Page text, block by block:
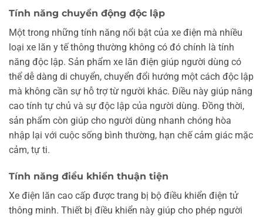
Tính năng chuyển động độc lập
Một trong những tính năng nổi bật của xe điện mà nhiều
loại xe lăn y tế thông thường không có đó chính là tính
năng độc lập. Sản phẩm xe lăn điện giúp người dùng có
thể dễ dàng di chuyển, chuyển đổi hướng một cách độc lập
mà không cần sự hỗ trợ từ người khác. Điều này giúp nâng
cao tính tự chủ và sự độc lập của người dùng. Đồng thời,
sản phẩm còn giúp cho người dùng nhanh chóng hòa
nhập lại với cuộc sống bình thường, hạn chế cảm giác mặc
cảm, tự ti.
Tính năng điều khiển thuận tiện
Xe điện lăn cao cấp được trang bị bộ điều khiển điện tử
thông minh. Thiết bị điều khiển này giúp cho phép người